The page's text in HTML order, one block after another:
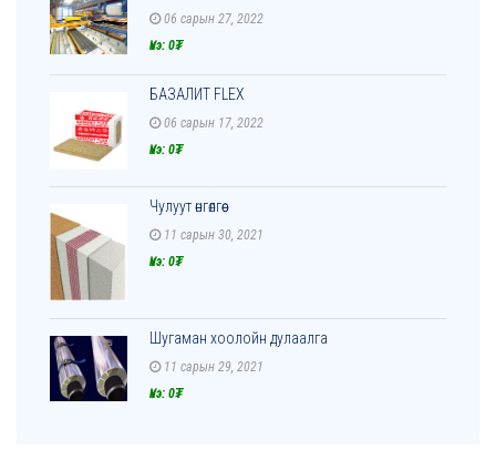
06 сарын 27, 2022
Үнэ: 0₮
БАЗАЛИТ FLEX
06 сарын 17, 2022
Үнэ: 0₮
Чулуут өнгөлгөө
11 сарын 30, 2021
Үнэ: 0₮
Шугаман хоолойн дулаалга
11 сарын 29, 2021
Үнэ: 0₮